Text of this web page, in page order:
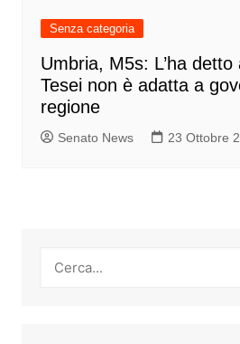
Senza categoria
Umbria, M5s: L’ha detto
Tesei non è adatta a
regione
Senato News 23 Ottobre